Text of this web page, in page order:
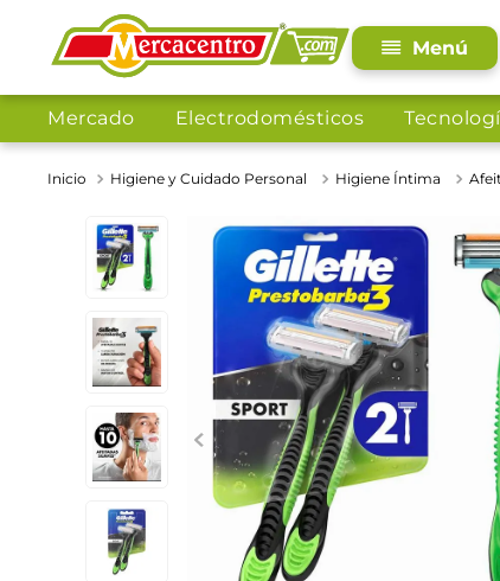
Mercado Electrodomésticos
Higiene y Cuidado Personal Higiene Íntima